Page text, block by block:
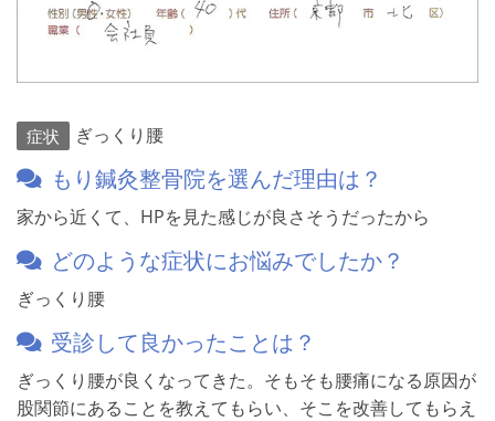
症状 ぎっくり腰
もり鍼灸整骨院を選んだ理由は？
家から近くて、HPを見た感じが良さそうだったから
どのような症状にお悩みでしたか？
ぎっくり腰
受診して良かったことは？
ぎっくり腰が良くなってきた。そもそも腰痛になる原因が
股関節にあることを教えてもらい、そこを改善してもらえ